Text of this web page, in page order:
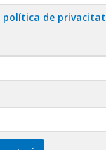
política de privacitat